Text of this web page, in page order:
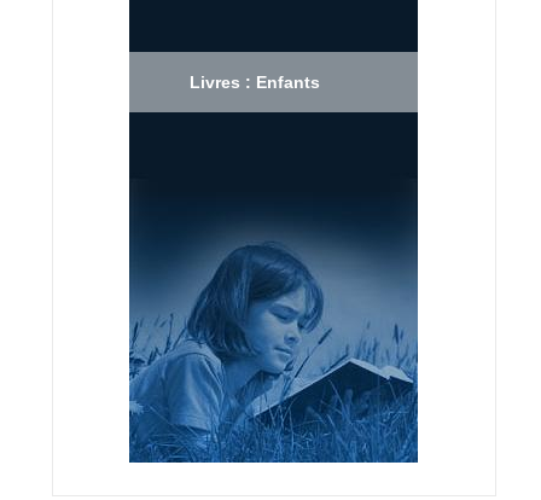
Livres : Enfants